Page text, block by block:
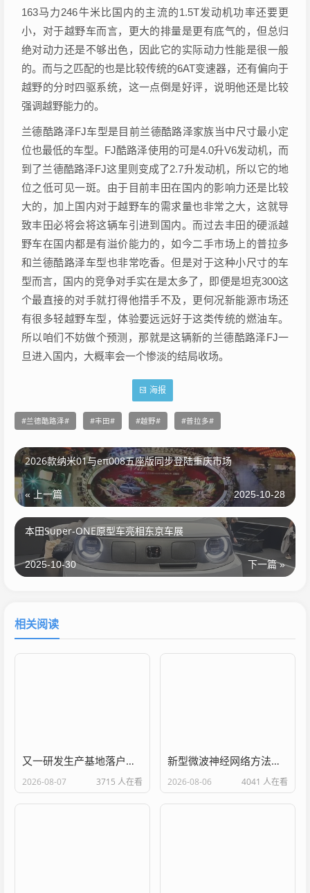
163马力246牛米比国内的主流的1.5T发动机功率还要更
小，对于越野车而言，更大的排量是更有底气的，但总归
绝对动力还是不够出色，因此它的实际动力性能是很一般
的。而与之匹配的也是比较传统的6AT变速器，还有偏向于
越野的分时四驱系统，这一点倒是好评，说明他还是比较
强调越野能力的。
兰德酷路泽FJ车型是目前兰德酷路泽家族当中尺寸最小定
位也最低的车型。FJ酷路泽使用的可是4.0升V6发动机，而
到了兰德酷路泽FJ这里则变成了2.7升发动机，所以它的地
位之低可见一斑。由于目前丰田在国内的影响力还是比较
大的，加上国内对于越野车的需求量也非常之大，这就导
致丰田必将会将这辆车引进到国内。而过去丰田的硬派越
野车在国内都是有溢价能力的，如今二手市场上的普拉多
和兰德酷路泽车型也非常吃香。但是对于这种小尺寸的车
型而言，国内的竞争对手实在是太多了，即便是坦克300这
个最直接的对手就打得他措手不及，更何况新能源市场还
有很多轻越野车型，体验要远远好于这类传统的燃油车。
所以咱们不妨做个预测，那就是这辆新的兰德酷路泽FJ一
旦进入国内，大概率会一个惨淡的结局收场。
海报
兰德酷路泽 丰田 越野 普拉多
2026款纳米01与eπ008五座版同步登陆重庆市场
« 上一篇 2025-10-28
本田Super-ONE原型车亮相东京车展
下一篇 »
2025-10-30
相关阅读
又一研发生产基地落户武汉经开区
2026-08-07 3715 人在看
新型微波神经网络方法有望实现无线通信的压缩与安全保护
2026-08-06 4041 人在看